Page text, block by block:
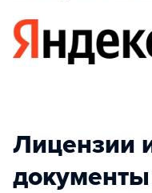
Лицензии
документы